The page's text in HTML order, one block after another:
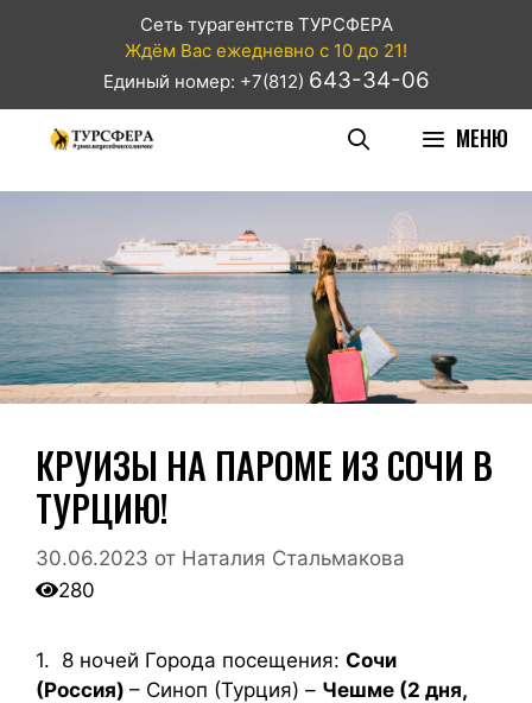
Сеть турагентств ТУРСФЕРА
Ждём Вас ежедневно с 10 до 21!
Единый номер: +7(812) 643-34-06
МЕНЮ
КРУИЗЫ НА ПАРОМЕ ИЗ СОЧИ В
ТУРЦИЮ!
30.06.2023 от Наталия Стальмакова
280
1. 8 ночей Города посещения: Сочи
(Россия) – Синоп (Турция) – Чешме (2 дня,